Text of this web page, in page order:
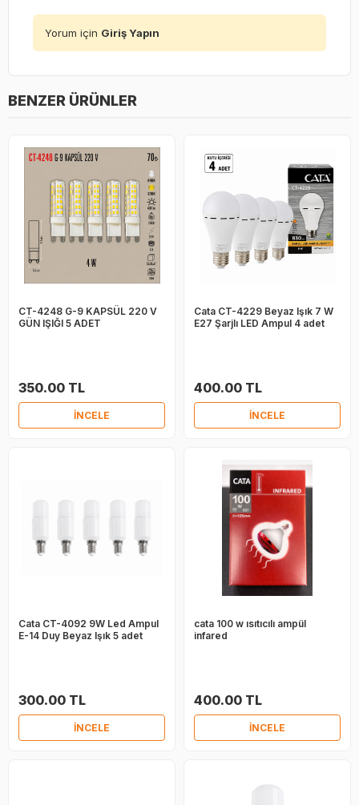
Yorum için Giriş Yapın
BENZER ÜRÜNLER
CT-4248 G-9 KAPSÜL 220 V
GÜN IŞIĞI 5 ADET
350.00 TL
İNCELE
Cata CT-4229 Beyaz Işık 7 W
E27 Şarjlı LED Ampul 4 adet
400.00 TL
İNCELE
Cata CT-4092 9W Led Ampul
E-14 Duy Beyaz Işık 5 adet
300.00 TL
İNCELE
cata 100 w ısıtıcılı ampül
infared
400.00 TL
İNCELE